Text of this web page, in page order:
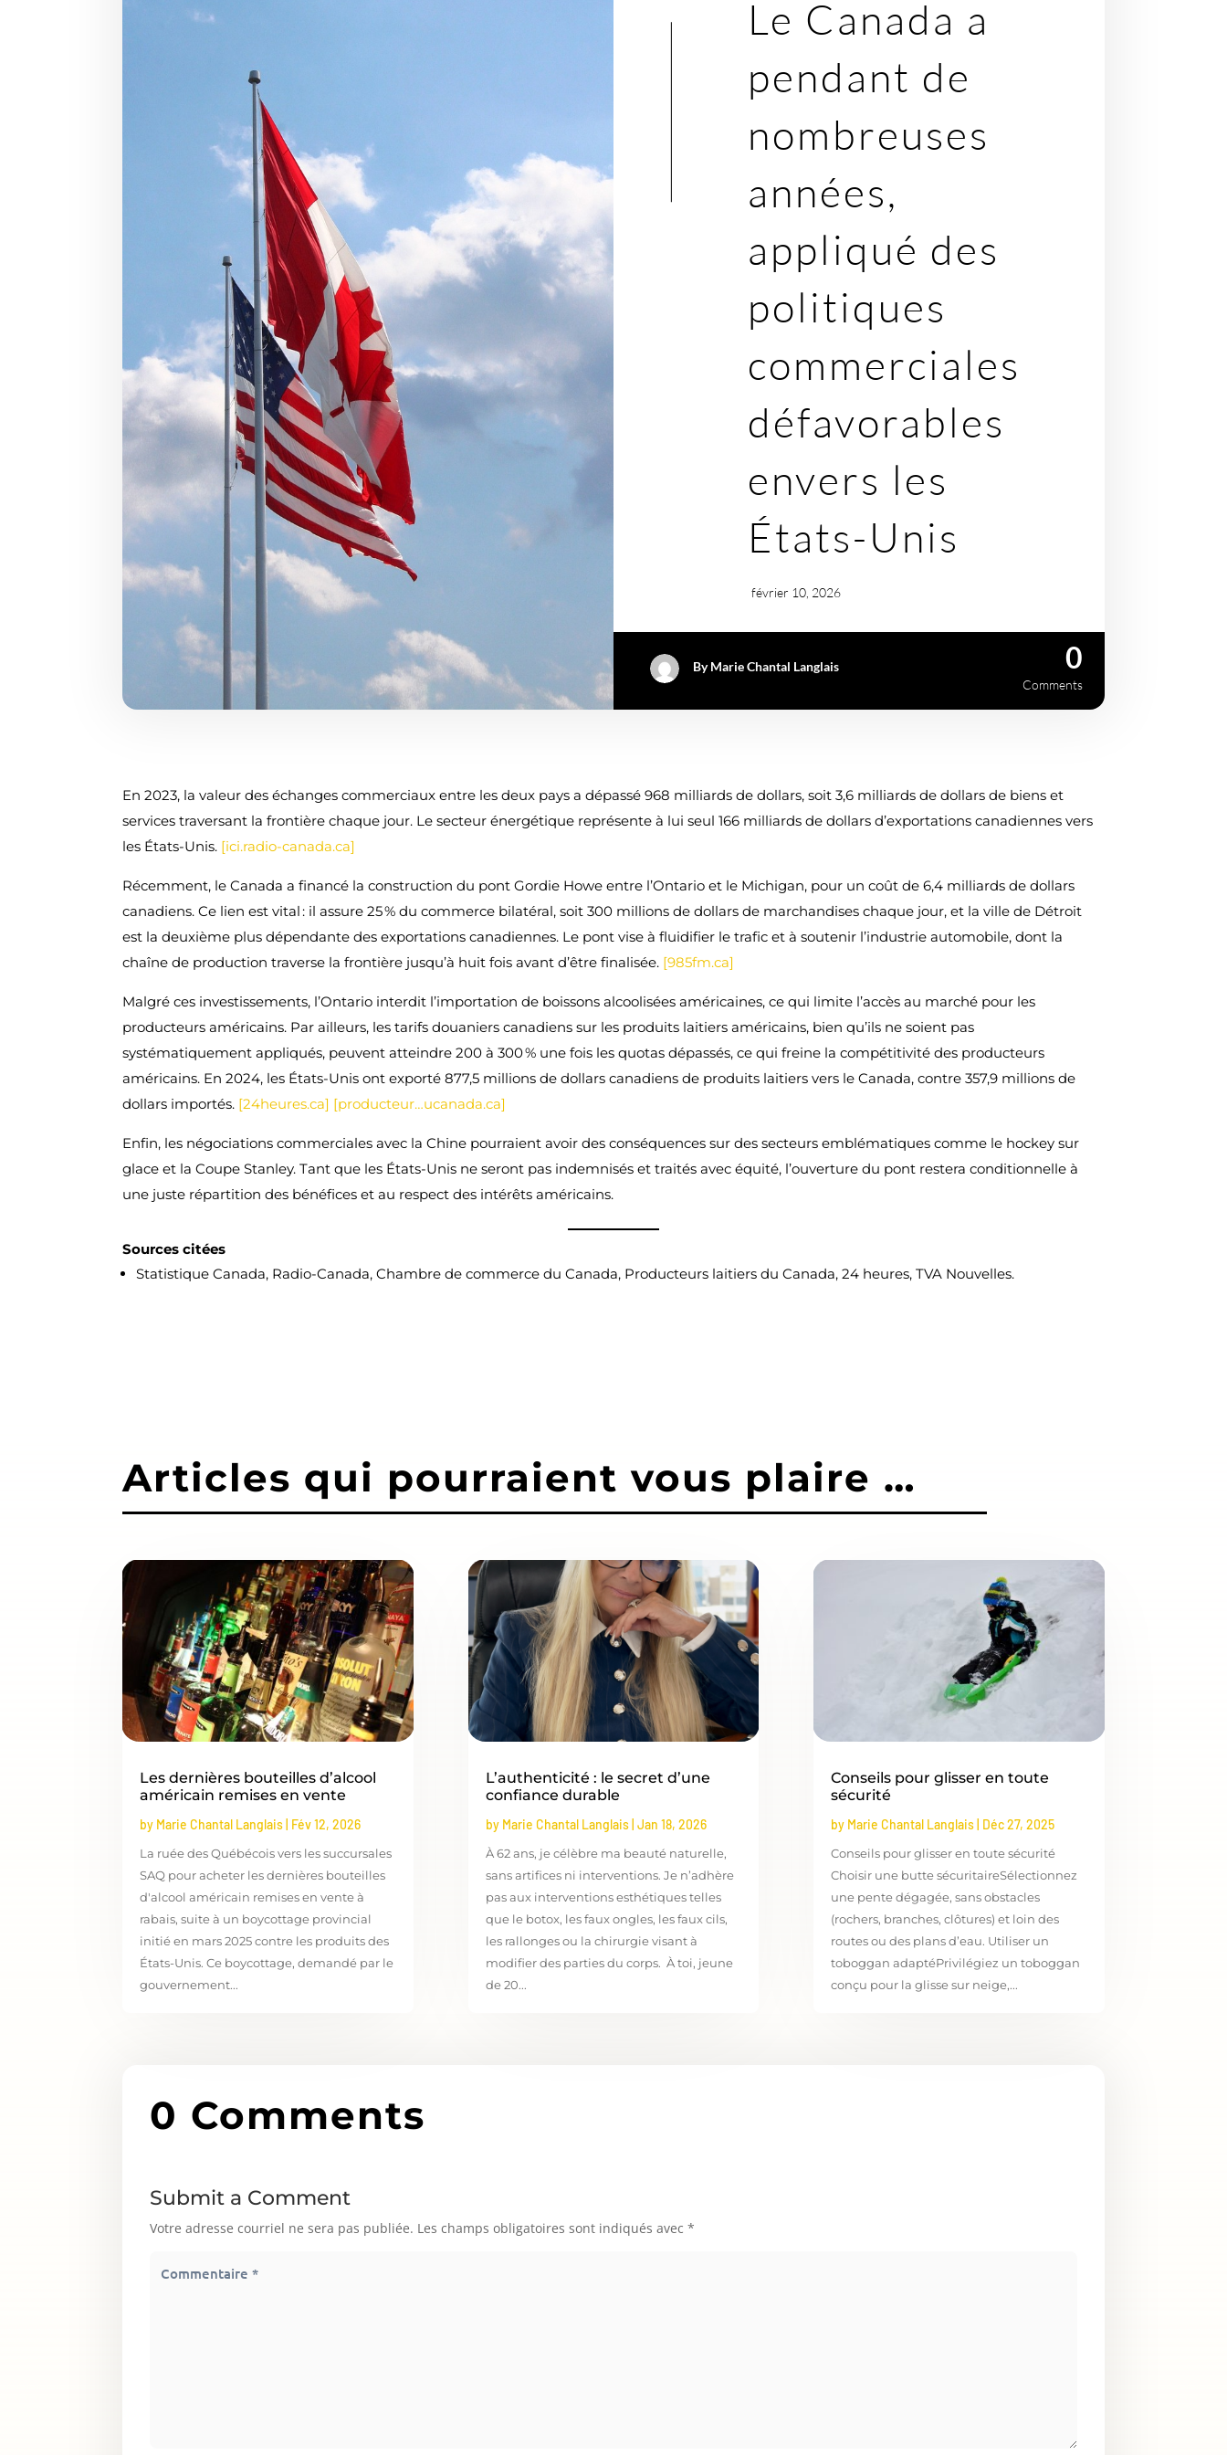
Le Canada a
pendant de
nombreuses
années,
appliqué des
politiques
commerciales
défavorables
envers les
États-Unis
février 10, 2026
ByMarie Chantal Langlais 0
Comments
En 2023, la valeur des échanges commerciaux entre les deux pays a dépassé 968 milliards de dollars, soit 3,6 milliards de dollars de biens et
services traversant la frontière chaque jour. Le secteur énergétique représente à lui seul 166 milliards de dollars d’exportations canadiennes vers
les États-Unis. [ici.radio-canada.ca]
Récemment, le Canada a financé la construction du pont Gordie Howe entre l’Ontario et le Michigan, pour un coût de 6,4 milliards de dollars
canadiens. Ce lien est vital : il assure 25 % du commerce bilatéral, soit 300 millions de dollars de marchandises chaque jour, et la ville de Détroit
est la deuxième plus dépendante des exportations canadiennes. Le pont vise à fluidifier le trafic et à soutenir l’industrie automobile, dont la
chaîne de production traverse la frontière jusqu’à huit fois avant d’être finalisée. [985fm.ca]
Malgré ces investissements, l’Ontario interdit l’importation de boissons alcoolisées américaines, ce qui limite l’accès au marché pour les
producteurs américains. Par ailleurs, les tarifs douaniers canadiens sur les produits laitiers américains, bien qu’ils ne soient pas
systématiquement appliqués, peuvent atteindre 200 à 300 % une fois les quotas dépassés, ce qui freine la compétitivité des producteurs
américains. En 2024, les États-Unis ont exporté 877,5 millions de dollars canadiens de produits laitiers vers le Canada, contre 357,9 millions de
dollars importés. [24heures.ca] [producteur…ucanada.ca]
Enfin, les négociations commerciales avec la Chine pourraient avoir des conséquences sur des secteurs emblématiques comme le hockey sur
glace et la Coupe Stanley. Tant que les États-Unis ne seront pas indemnisés et traités avec équité, l’ouverture du pont restera conditionnelle à
une juste répartition des bénéfices et au respect des intérêts américains.
Sources citées
Statistique Canada, Radio-Canada, Chambre de commerce du Canada, Producteurs laitiers du Canada, 24 heures, TVA Nouvelles.
Articles qui pourraient vous plaire …
Les dernières bouteilles d’alcool
américain remises en vente
by Marie Chantal Langlais Fév 12, 2026
La ruée des Québécois vers les succursales
SAQ pour acheter les dernières bouteilles
d'alcool américain remises en vente à
rabais, suite à un boycottage provincial
initié en mars 2025 contre les produits des
États-Unis. Ce boycottage, demandé par le
gouvernement...
L’authenticité : le secret d’une
confiance durable
by Marie Chantal Langlais| Jan 18, 2026
À 62 ans, je célèbre ma beauté naturelle,
sans artifices ni interventions. Je n’adhère
pas aux interventions esthétiques telles
que le botox, les faux ongles, les faux cils,
les rallonges ou la chirurgie visant à
modifier des parties du corps. À toi, jeune
de 20...
Conseils pour glisser en toute
sécurité
by Marie Chantal Langlais| Déc 27, 2025
Conseils pour glisser en toute sécurité
Choisir une butte sécuritaireSélectionnez
une pente dégagée, sans obstacles
(rochers, branches, clôtures) et loin des
routes ou des plans d’eau. Utiliser un
toboggan adaptéPrivilégiez un toboggan
conçu pour la glisse sur neige,...
0 Comments
Submit a Comment
Votre adresse courriel ne sera pas publiée. Les champs obligatoires sont indiqués avec*